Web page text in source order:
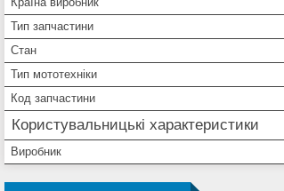
Тип запчастини
Стан
Тип мототехніки
Код запчастини
Користувальницькі характеристики
Виробник